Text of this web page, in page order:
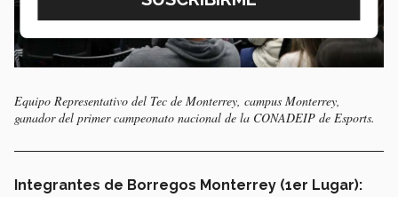
Equipo Representativo del Tec de Monterrey, campus Monterrey,
ganador del primer campeonato nacional de la CONADEIP de Esports.
Integrantes de Borregos Monterrey (1er Lugar):